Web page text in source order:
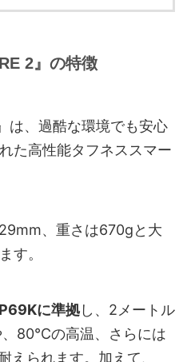
2』の特徴
は、過酷な環境でも安心
た高性能タフネススマー
、重さは670gと大
す。
に準拠し、2メートル
80℃の高温、さらには
えられます。加えて、